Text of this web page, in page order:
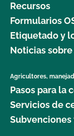
Recursos
Formularios
Etiquetado y
Noticias
Agricultores,
Pasos para la
Servicios de